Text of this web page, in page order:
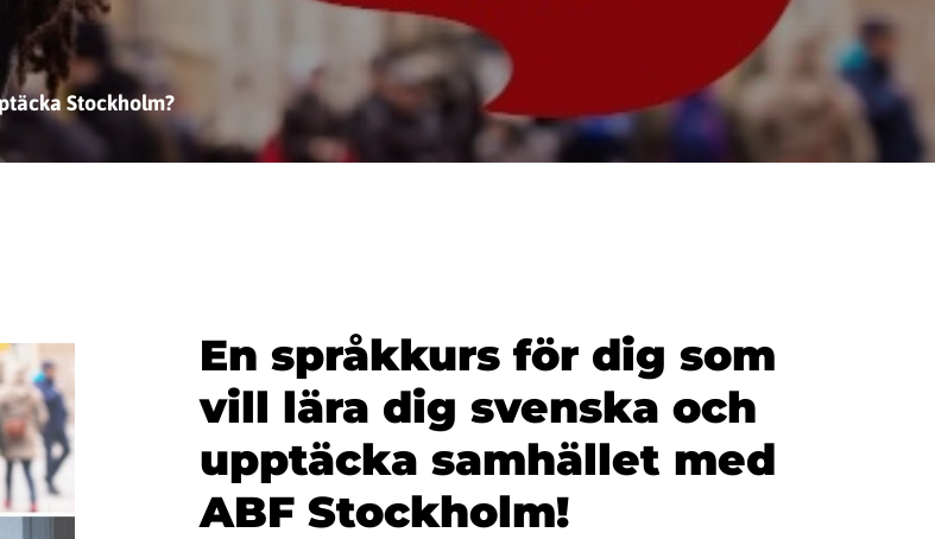
Stockholm?
En språkkurs för dig som
vill lära dig svenska och
upptäcka samhället med
ABF Stockholm!